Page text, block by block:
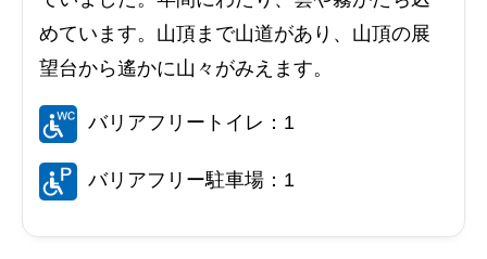
めています。山頂まで山道があり、山頂の展
望台から遙かに山々がみえます。
バリアフリートイレ：1
バリアフリー駐車場：1